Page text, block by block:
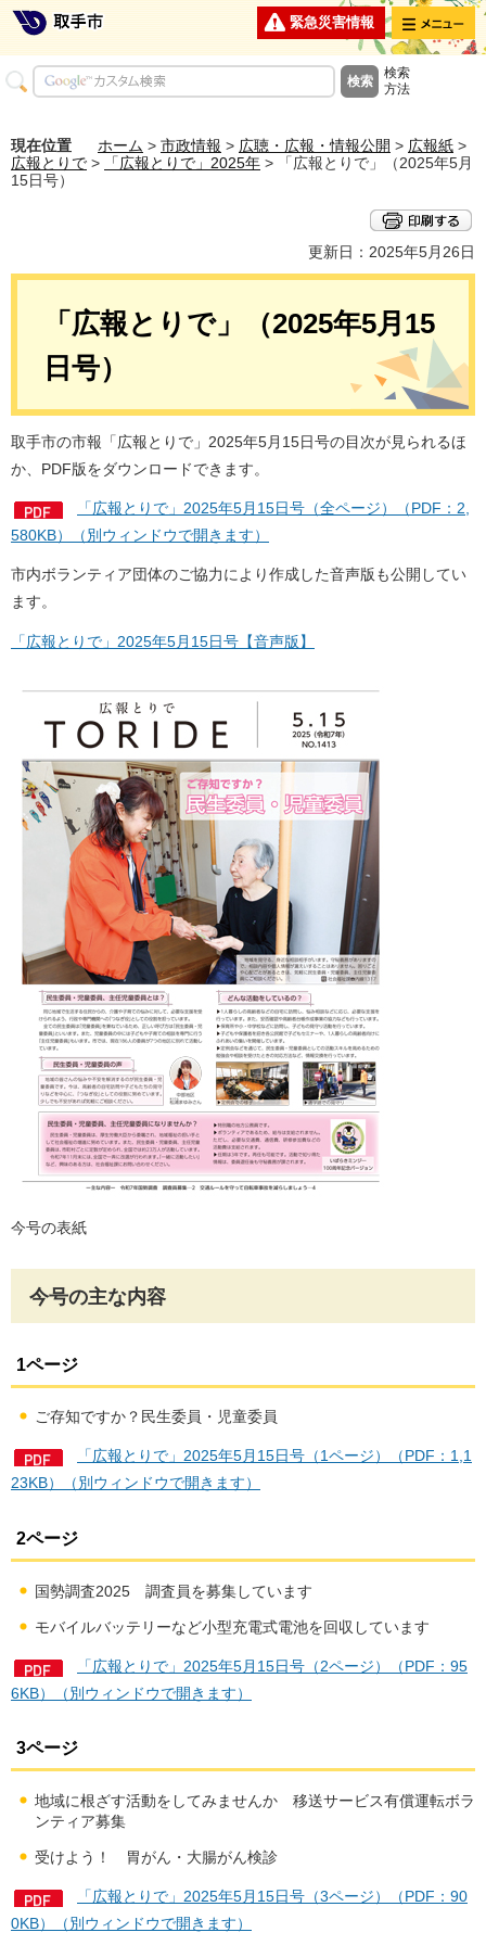
緊急災害情報 メニュー
検索
方法
現在位置 ホーム > 市政情報 > 広聴・広報・情報公開 > 広報紙 >
広報とりで > 「広報とりで」2025年 > 「広報とりで」（2025年5月
15日号）
更新日：2025年5月26日
「広報とりで」（2025年5月15
日号）
取手市の市報「広報とりで」2025年5月15日号の目次が見られるほ
か、PDF版をダウンロードできます。
「広報とりで」2025年5月15日号（全ページ）（PDF：2,
580KB）（別ウィンドウで開きます）
市内ボランティア団体のご協力により作成した音声版も公開してい
ます。
「広報とりで」2025年5月15日号【音声版】
今号の表紙
今号の主な内容
1ページ
ご存知ですか？民生委員・児童委員
「広報とりで」2025年5月15日号（1ページ）（PDF：1,1
23KB）（別ウィンドウで開きます）
2ページ
国勢調査2025 調査員を募集しています
モバイルバッテリーなど小型充電式電池を回収しています
「広報とりで」2025年5月15日号（2ページ）（PDF：95
6KB）（別ウィンドウで開きます）
3ページ
地域に根ざす活動をしてみませんか 移送サービス有償運転ボラ
ンティア募集
受けよう！ 胃がん・大腸がん検診
「広報とりで」2025年5月15日号（3ページ）（PDF：90
0KB）（別ウィンドウで開きます）